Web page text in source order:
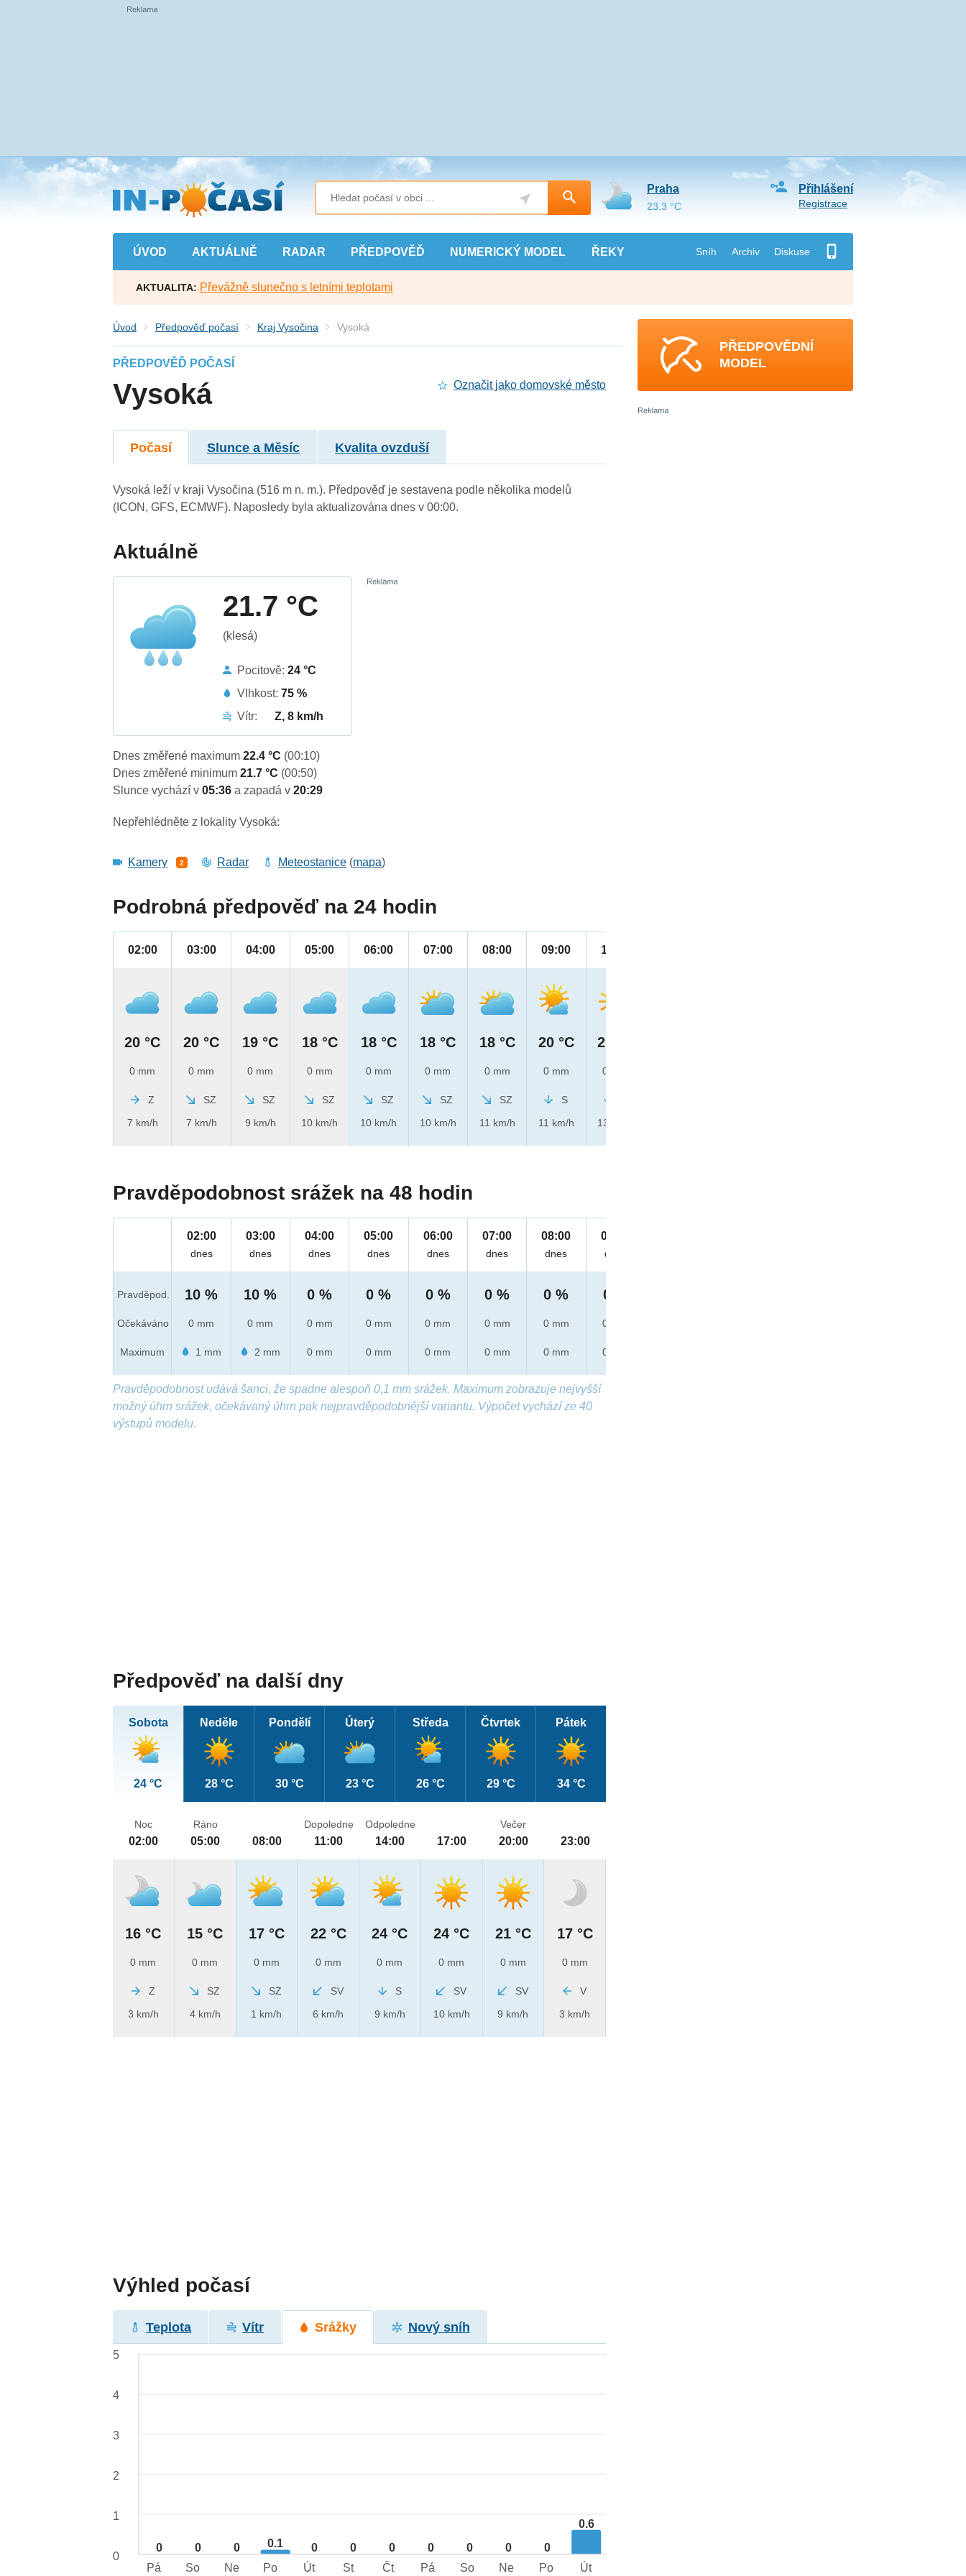
Přejít
na
hlavní
obsah
ÚVOD AKTUÁLNĚ RADAR PŘEDPOVĚĎ NUMERICKÝ MODEL ŘEKY Sníh Archiv Diskuse
Přihlášení
Registrace
Praha
23.3 °C
AKTUALITA: Převážně slunečno s letními teplotami
Úvod Předpověď počasí Kraj Vysočina Vysoká
PŘEDPOVĚĎ POČASÍ
Vysoká Označit jako domovské město
Počasí Slunce a Měsíc Kvalita ovzduší
Vysoká leží v kraji Vysočina (516 m n. m.). Předpověď je sestavena podle několika modelů
(ICON, GFS, ECMWF). Naposledy byla aktualizována dnes v 00:00.
Aktuálně
21.7 °C
(klesá)
Pocitově:24 °C
Vlhkost:75 %
Vítr:
Z, 8 km/h
Dnes změřené maximum22.4 °C (00:10)
Dnes změřené minimum21.7 °C (00:50)
Slunce vychází v05:36a zapadá v20:29
Nepřehlédněte z lokality Vysoká:
Kamery 2 Radar Meteostanice (mapa)
Podrobná předpověď na 24 hodin
02:00
20 °C
0 mm
Z
7 km/h
03:00
20 °C
0 mm
SZ
7 km/h
04:00
19 °C
0 mm
SZ
9 km/h
05:00
18 °C
0 mm
SZ
10 km/h
06:00
18 °C
0 mm
SZ
10 km/h
07:00
18 °C
0 mm
SZ
10 km/h
08:00
18 °C
0 mm
SZ
11 km/h
09:00
20 °C
0 mm
S
11 km/h
10:00
21 °C
0 mm
13 km/h
Pravděpodobnost srážek na 48 hodin
Pravděpod.
Očekáváno
Maximum
02:00
dnes
10 %
0 mm
1 mm
03:00
dnes
10 %
0 mm
2 mm
04:00
dnes
0 %
0 mm
0 mm
05:00
dnes
0 %
0 mm
0 mm
06:00
dnes
0 %
0 mm
0 mm
07:00
dnes
0 %
0 mm
0 mm
08:00
dnes
0 %
0 mm
0 mm
09:00
dnes
0 %
0 mm
0 mm
Pravděpodobnost udává šanci, že spadne alespoň 0,1 mm srážek. Maximum zobrazuje nejvyšší
možný úhrn srážek, očekávaný úhrn pak nejpravděpodobnější variantu. Výpočet vychází ze 40
výstupů modelu.
Předpověď na další dny
Sobota
24 °C
Neděle
28 °C
Pondělí
30 °C
Úterý
23 °C
Středa
26 °C
Čtvrtek
29 °C
Pátek
34 °C
Noc
02:00
16 °C
0 mm
Z
3 km/h
Ráno
05:00
15 °C
0 mm
SZ
4 km/h
08:00
17 °C
0 mm
SZ
1 km/h
Dopoledne
11:00
22 °C
0 mm
SV
6 km/h
Odpoledne
14:00
24 °C
0 mm
S
9 km/h
17:00
24 °C
0 mm
SV
10 km/h
Večer
20:00
21 °C
0 mm
SV
9 km/h
23:00
17 °C
0 mm
V
3 km/h
Výhled počasí
Teplota Vítr Srážky Nový sníh
0 0 0 0.1 0 0 0 0 0 0 0
0.6
5
4
3
2
1
0
Pá
So Ne Po Út St Čt Pá So Ne Po Út
PŘEDPOVĚDNÍ
MODEL